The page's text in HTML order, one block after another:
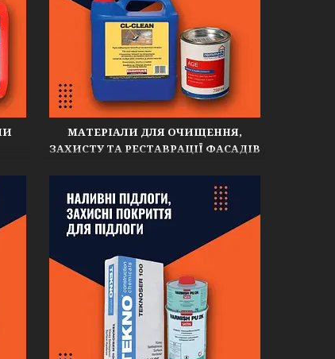
МАТЕРІАЛИ ДЛЯ ОЧИЩЕННЯ,
ЗАХИСТУ ТА РЕСТАВРАЦІЇ ФАСАДІВ